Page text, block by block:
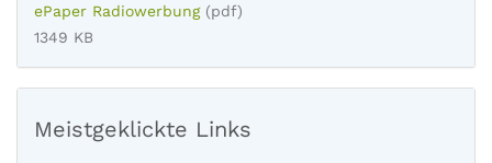
ePaper Radiowerbung (pdf)
1349 KB
Meistgeklickte Links